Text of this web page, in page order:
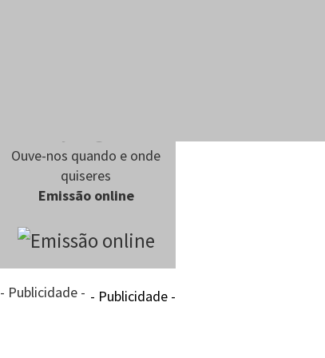
Ouve-nos quando e onde
quiseres
Emissão online
- Publicidade - - Publicidade -